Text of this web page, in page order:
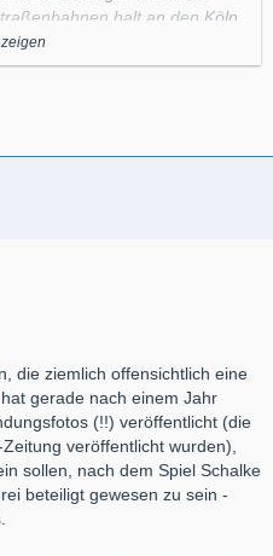
halt an den Köln
mit gegnerischen Fans vorbei
sind vermutlich sehr viele
die Polizei die Anreise der
selbst wenn man dann
doch vor oder nach dem Spiel
etwas ganz anderes und sollte
fans-in-gewahrsam.html
die ziemlich offensichtlich eine
gerade nach einem Jahr
(!!) veröffentlicht (die
veröffentlicht wurden),
sollen, nach dem Spiel Schalke
beteiligt gewesen zu sein -